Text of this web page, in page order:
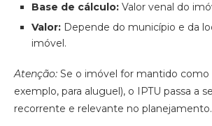
Base de cálculo: Valor venal do
Valor: Depende do município e da
imóvel.
Atenção: Se o imóvel for mantido
exemplo, para aluguel), o IPTU passa a
recorrente e relevante no planejamento.